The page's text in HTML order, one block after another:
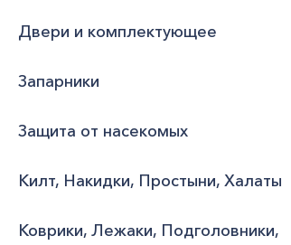
Двери и комплектующее
Запарники
Защита от насекомых
Килт, Накидки, Простыни, Халаты
Коврики, Лежаки, Подголовники,